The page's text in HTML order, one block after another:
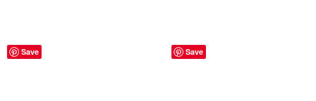
Save Save